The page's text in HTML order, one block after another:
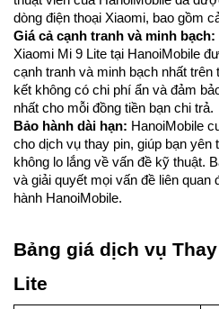
dòng điện thoại Xiaomi, bao gồm
Giá cả cạnh tranh và minh bạch:
Xiaomi Mi 9 Lite tại HanoiMobile
cạnh tranh và minh bạch nhất
kết không có chi phí ẩn và đảm
nhất cho mỗi đồng tiền bạn chi trả.
Bảo hành dài hạn: HanoiMobile
cho dịch vụ thay pin, giúp bạn yên
không lo lắng về vấn đề kỹ thuật.
và giải quyết mọi vấn đề liên quan
hành HanoiMobile.
Bảng giá dịch vụ
Lite